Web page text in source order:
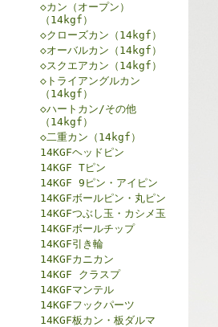
◇カン（オープン）
（14kgf）
◇クローズカン（14kgf）
◇オーバルカン（14kgf）
◇スクエアカン（14kgf）
◇トライアングルカン
（14kgf）
◇ハートカン/その他
（14kgf）
◇二重カン（14kgf）
14KGFヘッドピン
14KGF Tピン
14KGF 9ピン・アイピン
14KGFボールピン・丸ピン
14KGFつぶし玉・カシメ玉
14KGFボールチップ
14KGF引き輪
14KGFカニカン
14KGF クラスプ
14KGFマンテル
14KGFフックパーツ
14KGF板カン・板ダルマ